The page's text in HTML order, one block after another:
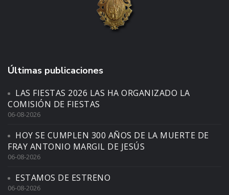
Últimas publicaciones
LAS FIESTAS 2026 LAS HA ORGANIZADO LA
COMISIÓN DE FIESTAS
06-08-2026
HOY SE CUMPLEN 300 AÑOS DE LA MUERTE DE
FRAY ANTONIO MARGIL DE JESÚS
06-08-2026
ESTAMOS DE ESTRENO
06-08-2026